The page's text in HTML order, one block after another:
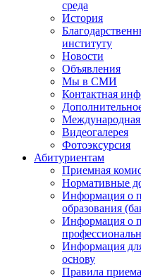
среда
История
институту
Новости
Объявления
Мы в СМИ
Контактная
Международная
Видеогалерея
Фотоэксурсия
Абитуриентам
Приемная
Нормативные
Информация о
образования
Информация о
Информация
основу
Правила приема